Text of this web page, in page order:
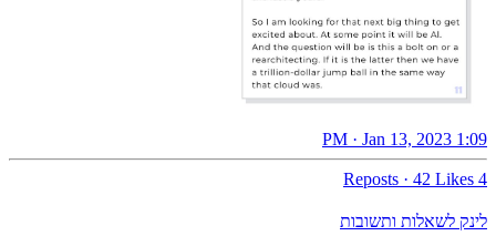
1:09 PM · Jan 13, 2023
4 Reposts
· 42 Likes
לינק לשאלות ותשובות